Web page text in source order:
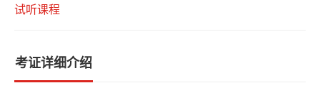
试听课程
考证详细介绍